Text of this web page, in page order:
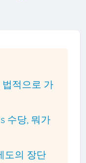
적으로 가
수당, 뭐가
도의 장단